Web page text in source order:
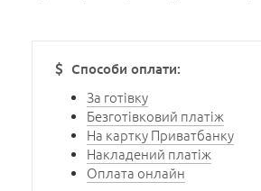
Способи оплати:
За готівку
Безготівковий платіж
На картку Приватбанку
Накладений платіж
Оплата онлайн